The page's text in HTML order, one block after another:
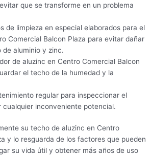
que se transforme en un problema
de limpieza en especial elaborados para el
Comercial Balcon Plaza para evitar dañar
aluminio y zinc.
de aluzinc en Centro Comercial Balcon
el techo de la humedad y la
regular para inspeccionar el
inconveniente potencial.
su techo de aluzinc en Centro
y lo resguarda de los factores que pueden
su vida útil y obtener más años de uso